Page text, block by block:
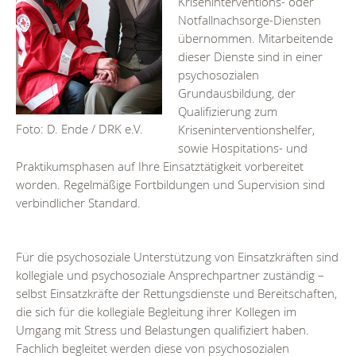
Foto: D. Ende / DRK e.V.
Notfallnachsorge-Diensten
übernommen. Mitarbeitende
dieser Dienste sind in einer
psychosozialen
Grundausbildung, der
Qualifizierung zum
Kriseninterventionshelfer,
sowie Hospitations- und
Praktikumsphasen auf Ihre Einsatztätigkeit vorbereitet
worden. Regelmäßige Fortbildungen und Supervision sind
verbindlicher Standard.
Für die psychosoziale Unterstützung von Einsatzkräften sind
kollegiale und psychosoziale Ansprechpartner zuständig –
selbst Einsatzkräfte der Rettungsdienste und Bereitschaften,
die sich für die kollegiale Begleitung ihrer Kollegen im
Umgang mit Stress und Belastungen qualifiziert haben.
Fachlich begleitet werden diese von psychosozialen